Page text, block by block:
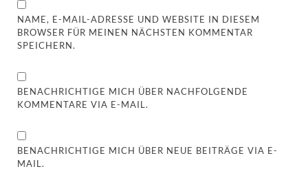
NAME, E-MAIL-ADRESSE UND WEBSITE IN DIESEM
BROWSER FÜR MEINEN NÄCHSTEN KOMMENTAR
SPEICHERN.
BENACHRICHTIGE MICH ÜBER NACHFOLGENDE
KOMMENTARE VIA E-MAIL.
BENACHRICHTIGE MICH ÜBER NEUE BEITRÄGE VIA E-
MAIL.